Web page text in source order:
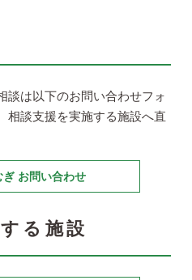
談は以下のお問い合わせフォ
相談支援を実施する施設へ直
お問い合わせ
る施設